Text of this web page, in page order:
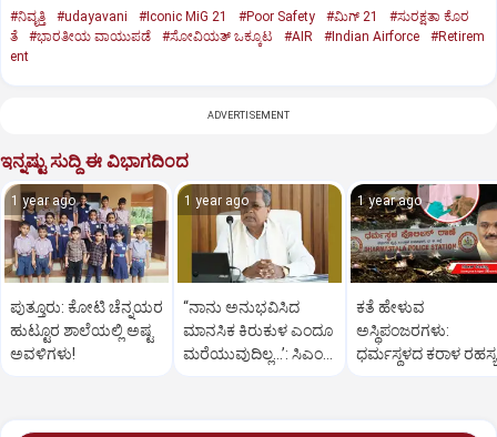
#ನಿವೃತ್ತಿ #udayavani #Iconic MiG 21 #Poor Safety #ಮಿಗ್‌ 21
#ಸುರಕ್ಷತಾ ಕೊರ
ತೆ
#ಭಾರತೀಯ ವಾಯುಪಡೆ #ಸೋವಿಯತ್‌ ಒಕ್ಕೂಟ #AIR #Indian Airforce
#Retirem
ent
ADVERTISEMENT
ಇನ್ನಷ್ಟು ಸುದ್ದಿ ಈ ವಿಭಾಗದಿಂದ
1 year ago
ಪುತ್ತೂರು: ಕೋಟಿ ಚೆನ್ನಯರ
ಹುಟ್ಟೂರ ಶಾಲೆಯಲ್ಲಿ ಅಷ್ಟ
ಅವಳಿಗಳು!
1 year ago
“ನಾನು ಅನುಭವಿಸಿದ
ಮಾನಸಿಕ ಕಿರುಕುಳ ಎಂದೂ
ಮರೆಯುವುದಿಲ್ಲ…’: ಸಿಎಂ
1 year ago
ಕತೆ ಹೇಳುವ
ಅಸ್ಥಿಪಂಜರಗಳು:
ಧರ್ಮಸ್ಥಳದ‌ ಕರಾಳ ರಹಸ್ಯ